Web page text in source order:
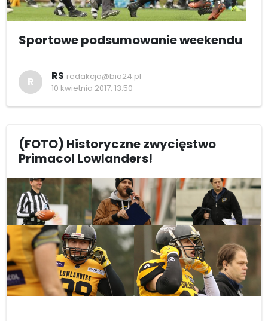
Sportowe podsumowanie weekendu
R RS redakcja@bia24.pl
10 kwietnia 2017, 13:50
(FOTO) Historyczne zwycięstwo
Primacol Lowlanders!